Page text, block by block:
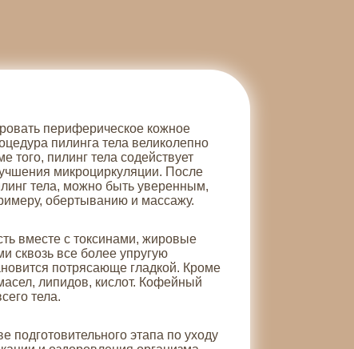
периферическое кожное
пилинга тела великолепно
того, пилинг тела содействует
микроциркуляции. После
тела, можно быть уверенным,
обертыванию и массажу.
вместе с токсинами, жировые
сквозь все более упругую
потрясающе гладкой. Кроме
липидов, кислот. Кофейный
тела.
подготовительного этапа по уходу